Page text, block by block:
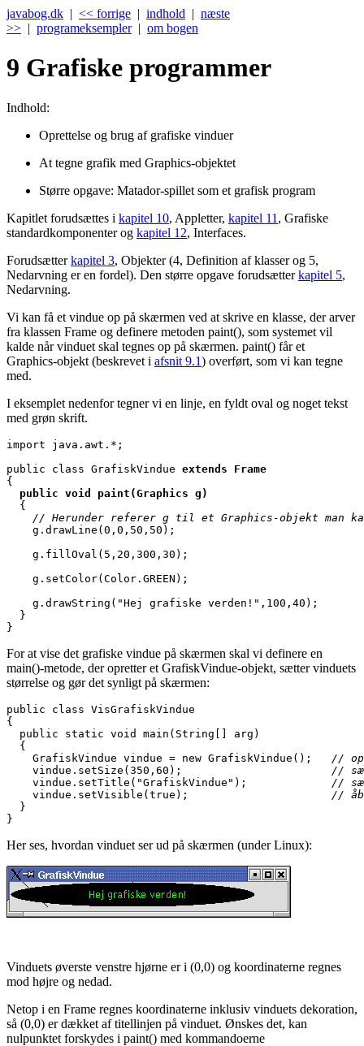
javabog.dk | << forrige | indhold | næste
>> | programeksempler| om bogen
9 Grafiske programmer
Indhold:
Oprettelse og brug af grafiske vinduer
At tegne grafik med Graphics-objektet
Større opgave: Matador-spillet som et grafisk program
Kapitlet forudsættes i kapitel 10, Appletter, kapitel 11 , Grafiske
standardkomponenter og kapitel 12, Interfaces.
Forudsætterkapitel 3, Objekter (4, Definition af klasser og 5,
Nedarvning er en fordel). Den større opgave forudsætterkapitel 5,
Nedarvning.
Vi kan få et vindue op på skærmen ved at skrive en klasse, der arver
fra klassen Frame og definere metoden paint(), som systemet vil
kalde når vinduet skal tegnes op på skærmen. paint() får et
Graphics-objekt (beskrevet i afsnit 9.1) overført, som vi kan tegne
med.
I eksemplet nedenfor tegner vi en linje, en fyldt oval og noget tekst
med grøn skrift.
import java.awt.*;
public class GrafiskVindue extends Frame
  public void paint(Graphics g)
// Herunder referer g til et Graphics-objekt man
g.drawLine(0,0,50,50);
    g.fillOval(5,20,300,30);
    g.setColor(Color.GREEN);
    g.drawString("Hej grafiske verden!",100,40);
  }
}
For at vise det grafiske vindue på skærmen skal vi definere en
main()-metode, der opretter et GrafiskVindue-objekt, sætter vinduets
størrelse og gør det synligt på skærmen:
public class VisGrafiskVindue
{
  public static void main(String[] arg)
  {
    GrafiskVindue vindue = new GrafiskVindue();
//
    vindue.setSize(350,60);
//
    vindue.setTitle("GrafiskVindue");
//
    vindue.setVisible(true);
//
  }
}
Her ses, hvordan vinduet ser ud på skærmen (under Linux):
Vinduets øverste venstre hjørne er i (0,0) og koordinaterne regnes
mod højre og nedad.
Netop i en Frame regnes koordinaterne inklusiv vinduets dekoration,
så (0,0) er dækket af titellinjen på vinduet. Ønskes det, kan
nulpunktet forskydes i paint() med kommandoerne